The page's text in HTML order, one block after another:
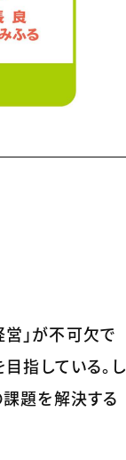
」が不可欠で
指している。し
題を解決する